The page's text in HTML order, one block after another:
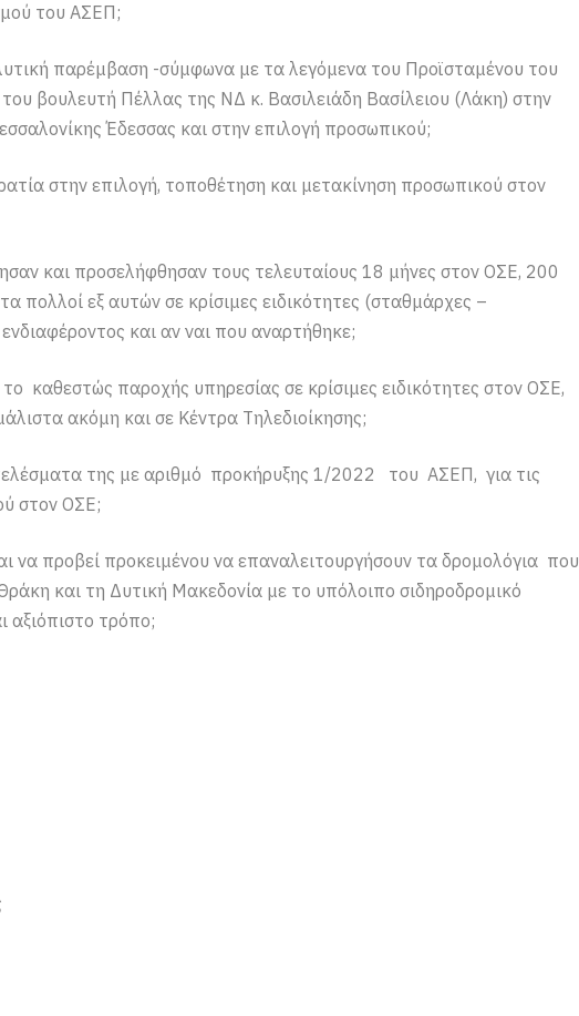
του ΑΣΕΠ;
παρέμβαση -σύμφωνα με τα λεγόμενα του Προϊσταμένου του
βουλευτή Πέλλας της ΝΔ κ. Βασιλειάδη Βασίλειου (Λάκη) στην
Έδεσσας και στην επιλογή προσωπικού;
στην επιλογή, τοποθέτηση και μετακίνηση προσωπικού στον
και προσελήφθησαν τους τελευταίους 18 μήνες στον ΟΣΕ, 200
πολλοί εξ αυτών σε κρίσιμες ειδικότητες (σταθμάρχες –
και αν ναι που αναρτήθηκε;
καθεστώς παροχής υπηρεσίας σε κρίσιμες ειδικότητες στον ΟΣΕ,
ακόμη και σε Κέντρα Τηλεδιοίκησης;
της με αριθμό προκήρυξης 1/2022 του ΑΣΕΠ, για τις
στον ΟΣΕ;
να προβεί προκειμένου να επαναλειτουργήσουν τα δρομολόγια που
και τη Δυτική Μακεδονία με το υπόλοιπο σιδηροδρομικό
αξιόπιστο τρόπο;